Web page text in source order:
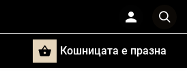
Кошницата e празна